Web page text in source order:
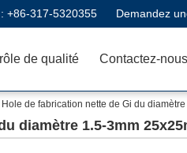
+86-317-5320355 Demandez
de qualité Contactez-nous
de fabrication nette de Gi du
diamètre 1.5-3mm